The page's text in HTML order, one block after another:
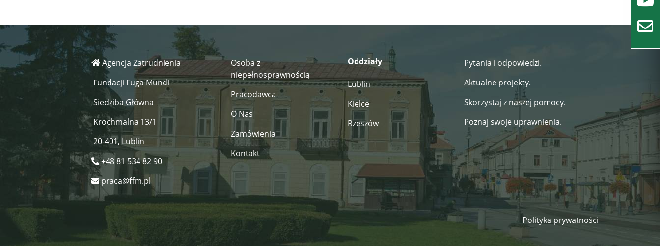
Agencja Zatrudnienia
Fundacji Fuga Mundi
Siedziba Główna
Krochmalna 13/1
20-401, Lublin
+48 81 534 82 90
praca@ffm.pl
Osoba z
niepełnosprawnością
Pracodawca
O Nas
Zamówienia
Kontakt
Oddziały
Lublin
Kielce
Rzeszów
Pytania i odpowiedzi.
Aktualne projekty.
Skorzystaj z naszej pomocy.
Poznaj swoje uprawnienia.
Polityka prywatności